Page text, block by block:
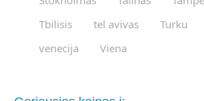
Tbilisis
tel avivas Turku
venecija
Viena